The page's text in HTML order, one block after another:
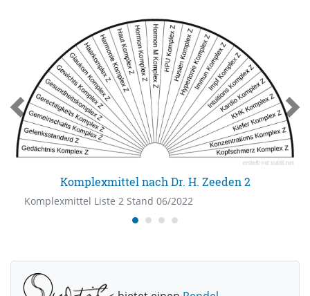
Komplexmittel nach Dr. H. Zeeden 2
Komplexmittel Liste 2 Stand 06/2022